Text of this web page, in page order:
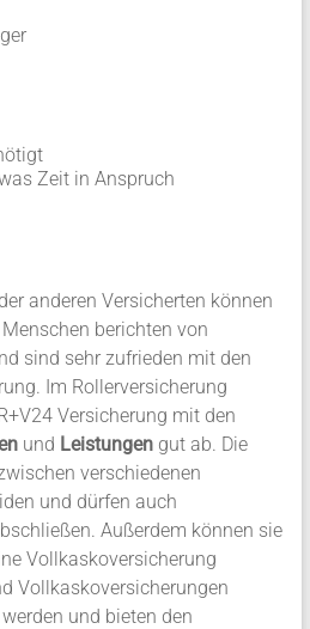
Zeit in Anspruch
anderen Versicherten können
berichten von
sind sehr zufrieden mit den
Im Rollerversicherung
Versicherung mit den
und Leistungengut ab. Die
verschiedenen
und dürfen auch
Außerdem können sie
Vollkaskoversicherung
Vollkaskoversicherungen
und bieten den